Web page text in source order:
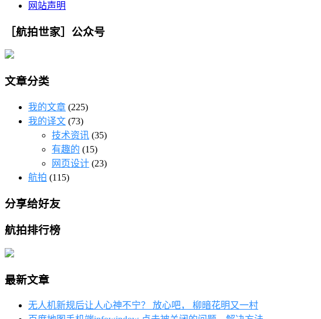
网站声明
［航拍世家］公众号
文章分类
我的文章 (225)
我的译文 (73)
技术资讯 (35)
有趣的 (15)
网页设计 (23)
航拍 (115)
分享给好友
航拍排行榜
最新文章
无人机新规后让人心神不宁？ 放心吧， 柳暗花明又一村